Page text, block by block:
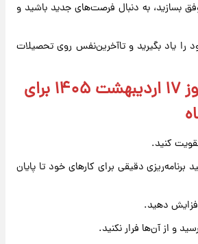
بسازید، به دنبال فرصت‌های جدید باشید و
را یاد بگیرید و تاآخرین‌نفس روی تحصیلات
فال روزانه در روز ۱۷ اردیبهشت ۱۴۰۵ برای
کنید.
برنامه‌ریزی دقیقی برای کارهای خود تا پایان
دهید.
و از آن‌ها فرار نکنید.